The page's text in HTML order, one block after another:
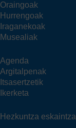
Oraingoak
Hurrengoak
Iraganekoak
Musealiak
Agenda
Argitalpenak
Itsasertzetik
Ikerketa
Hezkuntza eskaintza